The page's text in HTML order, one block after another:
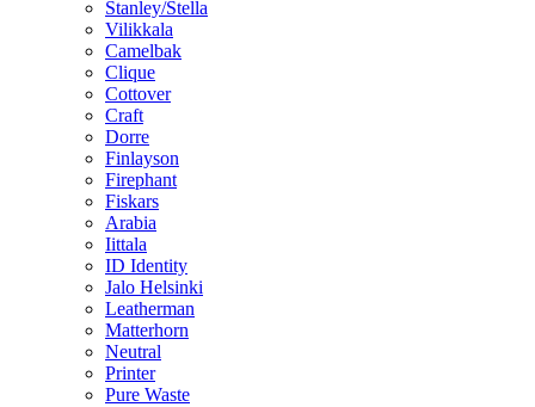
Stanley/Stella
Vilikkala
Camelbak
Clique
Cottover
Craft
Dorre
Finlayson
Firephant
Fiskars
Arabia
Iittala
ID Identity
Jalo Helsinki
Leatherman
Matterhorn
Neutral
Printer
Pure Waste